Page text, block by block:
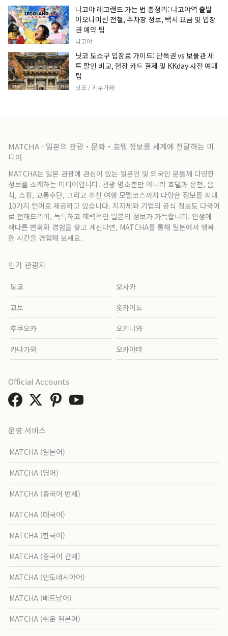
나고야 레고랜드 가는 법 총정리: 나고야역 출발
아오나미선 전철, 주차장 정보, 택시 요금 및 입장
권 예약 팁
나고야
닛코 도쇼구 입장료 가이드: 단독권 vs 보물관 세
트 할인 비교, 현장 카드 결제 및 KKday 사전 예매
팁
닛코 / 키누가와
MATCHA - 일본의 관광・문화・호텔 정보를 세계에 전달하는 미
디어
MATCHA는 일본 관광에 관심이 있는 일본인 및 외국인 분들께 다양한
정보를 소개하는 미디어입니다. 관광 명소뿐만 아니라 호텔과 온천, 음
식, 쇼핑, 교통수단, 그리고 추천 여행 모델코스까지 다양한 정보를 최대
10가지 언어로 제공하고 있습니다. 지자체와 기업의 공식 정보도 다국어
로 전해드리며, 독특하고 매력적인 일본의 정보가 가득합니다. 인생에
색다른 변화와 경험을 찾고 계신다면, MATCHA를 통해 일본에서 행복
한 시간을 경험해 보세요.
인기 관광지
도쿄 오사카
교토 홋카이도
후쿠오카 오키나와
카나가와 오카야마
운영 서비스
MATCHA (일본어)
MATCHA (영어)
MATCHA (중국어 번체)
MATCHA (태국어)
MATCHA (한국어)
MATCHA (중국어 간체)
MATCHA (인도네시아어)
MATCHA (베트남어)
MATCHA (쉬운 일본어)
Official Accounts